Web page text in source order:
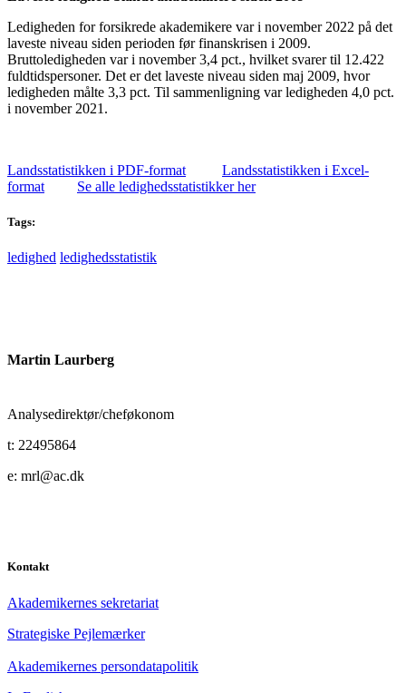
Ledigheden for forsikrede akademikere var i november 2022 på det
laveste niveau siden perioden før finanskrisen i 2009.
Bruttoledigheden var i november 3,4 pct., hvilket svarer til 12.422
fuldtidspersoner. Det er det laveste niveau siden maj 2009, hvor
ledigheden målte 3,3 pct. Til sammenligning var ledigheden 4,0 pct.
i november 2021.
Landsstatistikken i PDF-format
Landsstatistikken i Excel-
format
Se alle ledighedsstatistikker her
Tags:
ledighed ledighedsstatistik
Martin Laurberg
Analysedirektør/cheføkonom
t: 22495864
e: mrl@ac.dk
Kontakt
Akademikernes sekretariat
Strategiske Pejlemærker
Akademikernes persondatapolitik